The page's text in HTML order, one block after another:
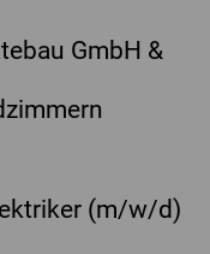
GmbH &
(m/w/d)